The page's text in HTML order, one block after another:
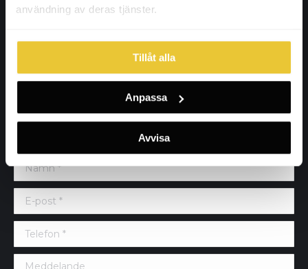
användning av deras tjänster.
Tillåt alla
Anpassa
Avvisa
Furuvägen 86
info@wahlbergsgrafiska.se
Innehar F-skattesedel
Namn *
E-post *
Telefon *
Meddelande